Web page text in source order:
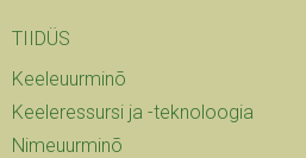
TIIDÜS
Keeleuurminõ
Keeleressursi ja -teknoloogia
Nimeuurminõ